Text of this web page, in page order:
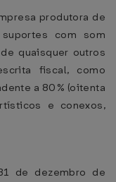
produtora de
com som
quaisquer outros
fiscal, como
a 80% (oitenta
e conexos,
de dezembro de